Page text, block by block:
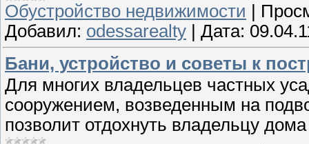
Обустройство недвижимости
Добавил: odessarealty Дата:
Бани, устройство и советы к
Для многих владельцев частных
сооружением, возведенным на
позволит отдохнуть владельцу